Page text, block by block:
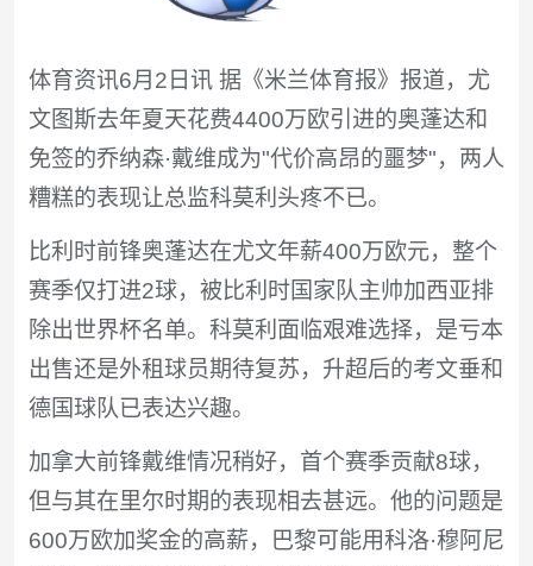
体育资讯6月2日讯 据《米兰体育报》报道，尤
文图斯去年夏天花费4400万欧引进的奥蓬达和
免签的乔纳森·戴维成为"代价高昂的噩梦"，两人
糟糕的表现让总监科莫利头疼不已。
比利时前锋奥蓬达在尤文年薪400万欧元，整个
赛季仅打进2球，被比利时国家队主帅加西亚排
除出世界杯名单。科莫利面临艰难选择，是亏本
出售还是外租球员期待复苏，升超后的考文垂和
德国球队已表达兴趣。
加拿大前锋戴维情况稍好，首个赛季贡献8球，
但与其在里尔时期的表现相去甚远。他的问题是
600万欧加奖金的高薪，巴黎可能用科洛·穆阿尼